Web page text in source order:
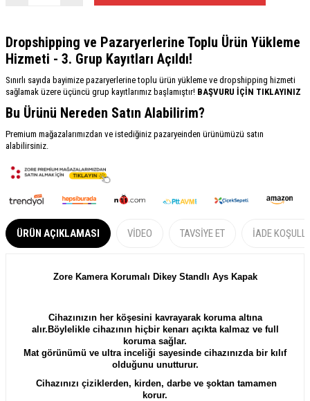
Dropshipping ve Pazaryerlerine Toplu Ürün Yükleme
Hizmeti - 3. Grup Kayıtları Açıldı!
Sınırlı sayıda bayimize pazaryerlerine toplu ürün yükleme ve dropshipping hizmeti
sağlamak üzere üçüncü grup kayıtlarımız başlamıştır! BAŞVURU İÇİN TIKLAYINIZ
Bu Ürünü Nereden Satın Alabilirim?
Premium mağazalarımızdan ve istediğiniz pazaryeinden ürünümüzü satın
alabilirsiniz.
ÜRÜN AÇIKLAMASI VIDEO TAVSIYE ET İADE
Zore Kamera Korumalı Dikey Standlı Ays Kapak
Cihazınızın her köşesini kavrayarak koruma altına
alır.Böylelikle cihazının hiçbir kenarı açıkta kalmaz ve full
koruma sağlar.
Mat görünümü ve ultra inceliği sayesinde cihazınızda bir kılıf
olduğunu unutturur.
Cihazınızı çiziklerden, kirden, darbe ve şoktan tamamen
korur.